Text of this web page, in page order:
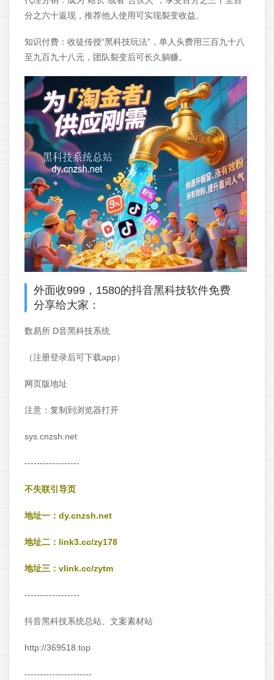
分之六十返现，推荐他人使用可实现裂变收益。
知识付费：收徒传授“黑科技玩法”，单人头费用三百九十八
至九百九十八元，团队裂变后可长久躺赚。
外面收999，1580的抖音黑科技软件免费
分享给大家：
数易所 D音黑科技系统
（注册登录后可下载app）
网页版地址
注意：复制到浏览器打开
sys.cnzsh.net
------------------
不失联引导页
地址一：dy.cnzsh.net
地址二：link3.cc/zy178
地址三：vlink.cc/zytm
------------------
抖音黑科技系统总站、文案素材站
http://369518.top
----------------------